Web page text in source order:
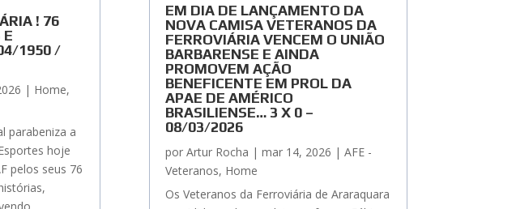
! 76
E
1950 /
| Home,
parabeniza a
hoje
pelos seus 76
EM DIA DE LANÇAMENTO DA
NOVA CAMISA VETERANOS DA
FERROVIÁRIA VENCEM O UNIÃO
BARBARENSE E AINDA
PROMOVEM AÇÃO
BENEFICENTE EM PROL DA
APAE DE AMÉRICO
BRASILIENSE… 3 X 0 –
08/03/2026
por Artur Rocha | mar 14, 2026 | AFE -
Veteranos, Home
Os Veteranos da Ferroviária de Araraquara